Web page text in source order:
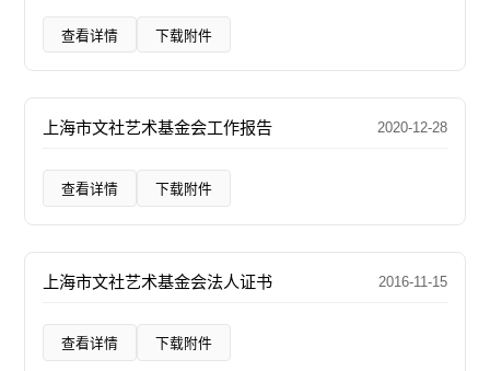
查看详情 下载附件
上海市文社艺术基金会工作报告 2020-12-28
查看详情 下载附件
上海市文社艺术基金会法人证书 2016-11-15
查看详情 下载附件